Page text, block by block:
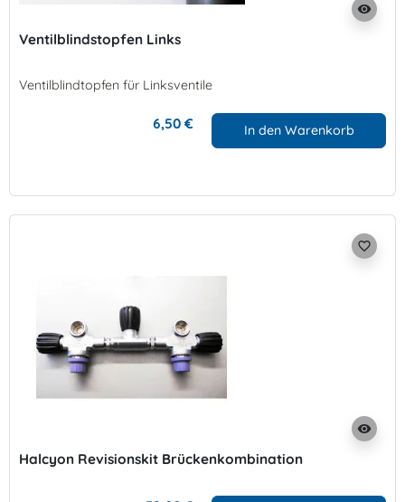
visibility
Ventilblindstopfen Links
Ventilblindtopfen für Linksventile
6,50 € In den Warenkorb
visibility
favorite_border
Halcyon Revisionskit Brückenkombination